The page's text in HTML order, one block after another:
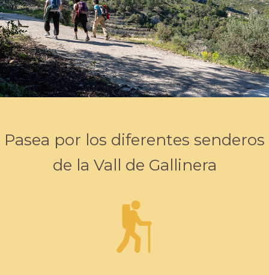
Pasea por los diferentes senderos
de la Vall de Gallinera